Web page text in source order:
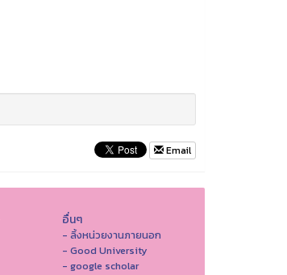
Email
อื่นๆ
- ลิ้งหน่วยงานภายนอก
- Good University
- google scholar